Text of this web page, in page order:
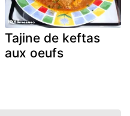
Tajine de keftas
aux oeufs